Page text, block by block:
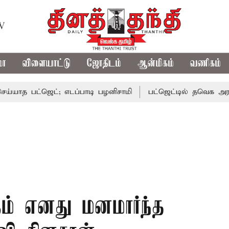
விளையாட்டு ஜோதிடம் ஆன்மிகம் வணிகம்
பட்ஜெட்; எடப்பாடி பழனிசாமி பட்ஜெட்டில் தவெக அரசின்
எனது மனமார்ந்த